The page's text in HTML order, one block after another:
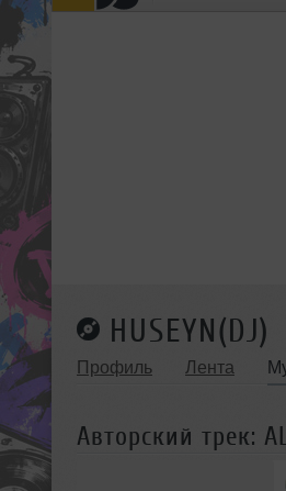
HUSEYN(DJ)
Профиль Лента
Авторский трек: